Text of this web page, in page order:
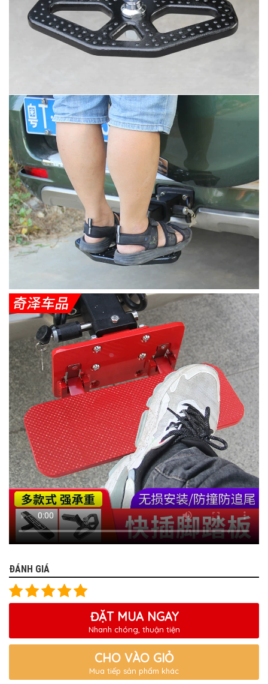
ĐÁNH GIÁ
ĐẶT MUA NGAY
Nhanh chóng, thuận tiện
CHO VÀO GIỎ
Mua tiếp sản phẩm khác